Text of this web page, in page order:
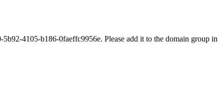
4105-b186-0faeffc9956e. Please add it to the domain group in